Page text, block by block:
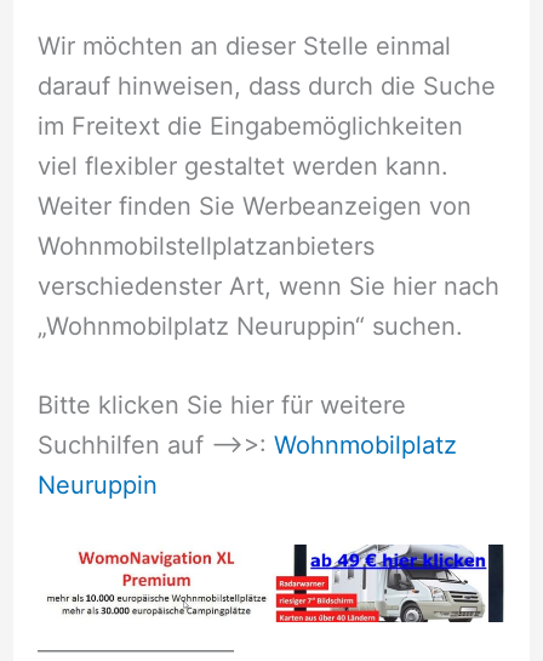
Wir möchten an dieser Stelle einmal
darauf hinweisen, dass durch die Suche
im Freitext die Eingabemöglichkeiten
viel flexibler gestaltet werden kann.
Weiter finden Sie Werbeanzeigen von
Wohnmobilstellplatzanbieters
verschiedenster Art, wenn Sie hier nach
„Wohnmobilplatz Neuruppin“ suchen.
Bitte klicken Sie hier für weitere
Suchhilfen auf –>>: Wohnmobilplatz
Neuruppin